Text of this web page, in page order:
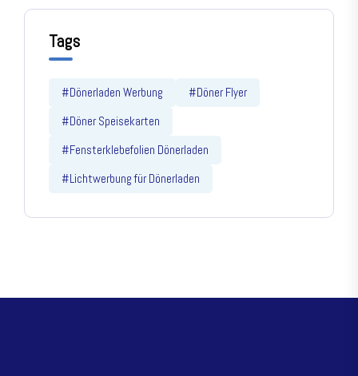
Tags
#Dönerladen Werbung
#Döner Flyer
#Döner Speisekarten
#Fensterklebefolien Dönerladen
#Lichtwerbung für Dönerladen